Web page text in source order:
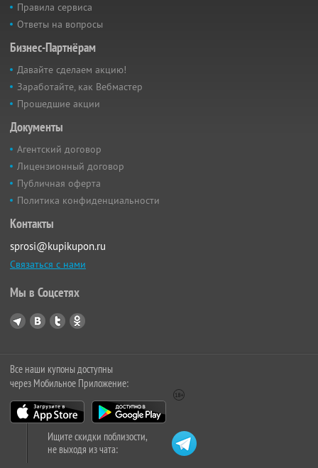
Правила сервиса
Ответы на вопросы
Бизнес-Партнёрам
Давайте сделаем акцию!
Заработайте, как Вебмастер
Прошедшие акции
Документы
Агентский договор
Лицензионный договор
Публичная оферта
Политика конфиденциальности
Контакты
sprosi@kupikupon.ru
Связаться с нами
Мы в Соцсетях
Все наши купоны доступны
через Мобильное Приложение:
Ищите скидки поблизости,
не выходя из чата: